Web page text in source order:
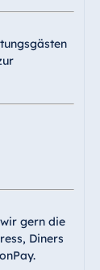
gern die
Diners